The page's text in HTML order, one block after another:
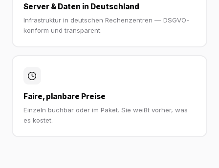
Server & Daten in Deutschland
Infrastruktur in deutschen Rechenzentren — DSGVO-
konform und transparent.
Faire, planbare Preise
Einzeln buchbar oder im Paket. Sie weißt vorher, was
es kostet.